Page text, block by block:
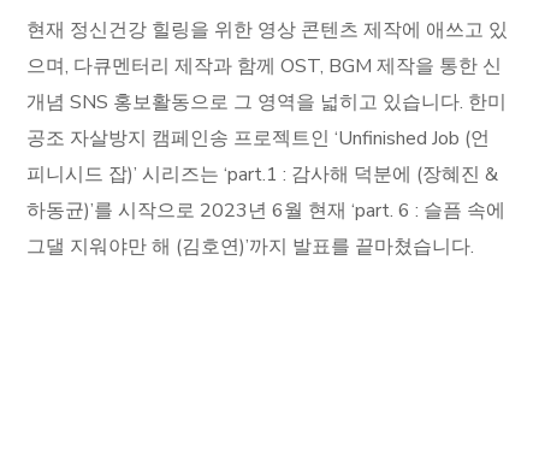
현재 정신건강 힐링을 위한 영상 콘텐츠 제작에 애쓰고 있
으며, 다큐멘터리 제작과 함께 OST, BGM 제작을 통한 신
개념 SNS 홍보활동으로 그 영역을 넓히고 있습니다. 한미
공조 자살방지 캠페인송 프로젝트인 ‘Unfinished Job (언
피니시드 잡)’ 시리즈는 ‘part.1 : 감사해 덕분에 (장혜진 &
하동균)’를 시작으로 2023년 6월 현재 ‘part. 6 : 슬픔 속에
그댈 지워야만 해 (김호연)’까지 발표를 끝마쳤습니다.